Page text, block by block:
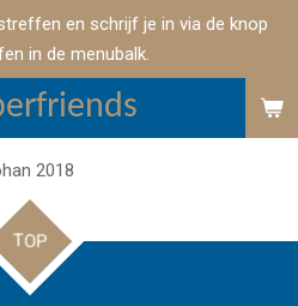
en schrijf je in via de knop
in de menubalk.
2018
TOP